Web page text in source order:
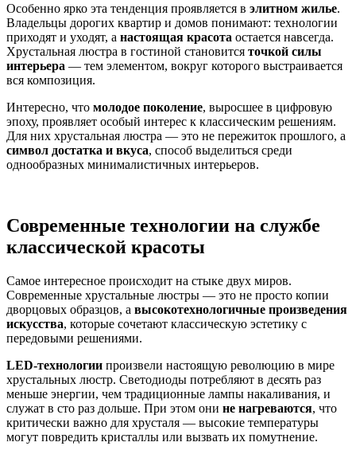
Особенно ярко эта тенденция проявляется в элитном жилье.
Владельцы дорогих квартир и домов понимают: технологии
приходят и уходят, а настоящая красота остается навсегда.
Хрустальная люстра в гостиной становится точкой силы
интерьера — тем элементом, вокруг которого выстраивается
вся композиция.
Интересно, что молодое поколение, выросшее в цифровую
эпоху, проявляет особый интерес к классическим решениям.
Для них хрустальная люстра — это не пережиток прошлого, а
символ достатка и вкуса, способ выделиться среди
однообразных минималистичных интерьеров.
Современные технологии на службе
классической красоты
Самое интересное происходит на стыке двух миров.
Современные хрустальные люстры — это не просто копии
дворцовых образцов, а высокотехнологичные произведения
искусства, которые сочетают классическую эстетику с
передовыми решениями.
LED-технологии произвели настоящую революцию в мире
хрустальных люстр. Светодиоды потребляют в десять раз
меньше энергии, чем традиционные лампы накаливания, и
служат в сто раз дольше. При этом они не нагреваются, что
критически важно для хрусталя — высокие температуры
могут повредить кристаллы или вызвать их помутнение.